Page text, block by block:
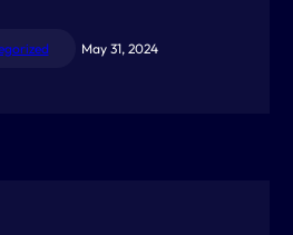
May 31, 2024